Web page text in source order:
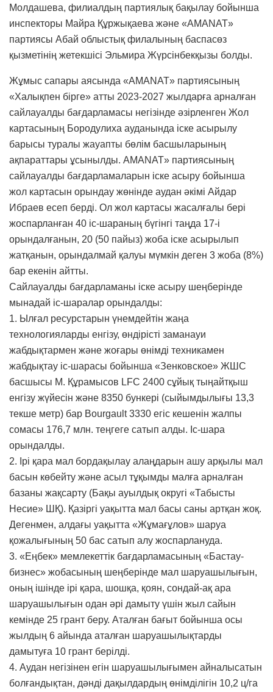
Молдашева, филиалдың партиялық бақылау бойынша
инспекторы Майра Құржықаева және «AMANAT»
партиясы Абай облыстық филалының баспасөз
қызметінің жетекшісі Эльмира Жүрсінбекқызы болды.
Жұмыс сапары аясында «AMANAT» партиясының
«Халықпен бірге» атты 2023-2027 жылдарға арналған
сайлауалды бағдарламасы негізінде әзірленген Жол
картасының Бородулиха ауданында іске асырылу
барысы туралы жауапты бөлім басшыларының
ақпараттары ұсынылды. AMANAT» партиясының
сайлауалды бағдарламаларын іске асыру бойынша
жол картасын орындау жөнінде аудан әкімі Айдар
Ибраев есеп берді. Ол жол картасы жасалғалы бері
жоспарланған 40 іс-шараның бүгінгі таңда 17-і
орындалғанын, 20 (50 пайыз) жоба іске асырылып
жатқанын, орындалмай қалуы мүмкін деген 3 жоба (8%)
бар екенін айтты.
Сайлауалды бағдарламаны іске асыру шеңберінде
мынадай іс-шаралар орындалды:
1. Ылғал ресурстарын үнемдейтін жаңа
технологияларды енгізу, өндірісті заманауи
жабдықтармен және жоғары өнімді техникамен
жабдықтау іс-шарасы бойынша «Зенковское» ЖШС
басшысы М. Құрамысов LFC 2400 сұйық тыңайтқыш
енгізу жүйесін және 8350 бункері (сыйымдылығы 13,3
текше метр) бар Bourgault 3330 егіс кешенін жалпы
сомасы 176,7 млн. теңгеге сатып алды. Іс-шара
орындалды.
2. Ірі қара мал бордақылау алаңдарын ашу арқылы мал
басын көбейту және асыл тұқымды малға арналған
базаны жақсарту (Бақы ауылдық округі «Табысты
Несие» ШҚ). Қазіргі уақытта мал басы саны артқан жоқ.
Дегенмен, алдағы уақытта «Жұмағұлов» шаруа
қожалығының 50 бас сатып алу жоспарлануда.
3. «Еңбек» мемлекеттік бағдарламасының «Бастау-
бизнес» жобасының шеңберінде мал шаруашылығын,
оның ішінде ірі қара, шошқа, қоян, сондай-ақ ара
шаруашылығын одан әрі дамыту үшін жыл сайын
кемінде 25 грант беру. Аталған бағыт бойынша осы
жылдың 6 айында аталған шаруашылықтарды
дамытуға 10 грант берілді.
4. Аудан негізінен егін шаруашылығымен айналысатын
болғандықтан, дәнді дақылдардың өнімділігін 10,2 ц/га